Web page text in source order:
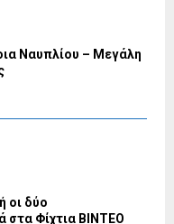
Ναυπλίου – Μεγάλη
οι δύο
στα Φίχτια ΒΙΝΤΕΟ